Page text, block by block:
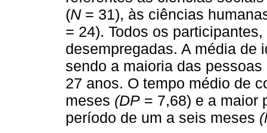
(N = 31), às ciências
= 24). Todos os
desempregadas. A média de
sendo a maioria das
27 anos. O tempo médio de
meses (DP = 7,68) e a maior
período de um a seis meses